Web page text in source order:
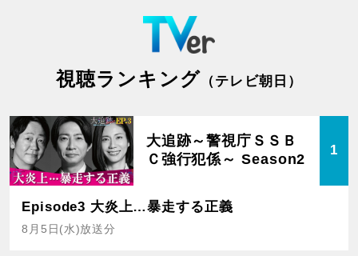
視聴ランキング （テレビ朝日）
大追跡～警視庁ＳＳＢ
Ｃ強行犯係～ Season2
1
Episode3 大炎上…暴走する正義
8月5日(水)放送分